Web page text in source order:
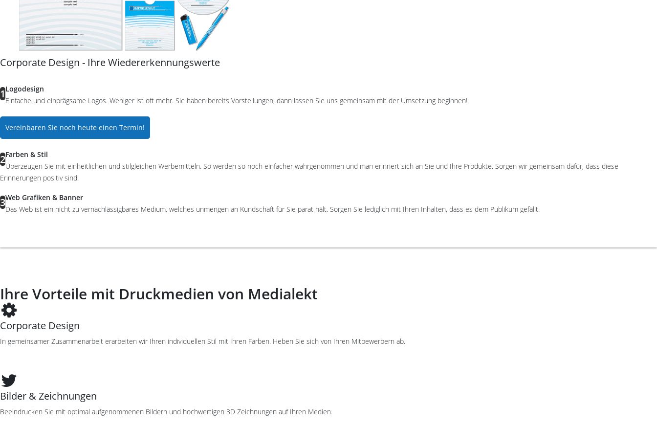
Corporate Design - Ihre Wiedererkennungswerte
1 Logodesign
Einfache und einprägsame Logos. Weniger ist oft mehr. Sie haben bereits Vorstellungen, dann lassen Sie uns gemeinsam mit der Umsetzung beginnen!
Vereinbaren Sie noch heute einen Termin!
2Farben & Stil
Überzeugen Sie mit einheitlichen und stilgleichen Werbemitteln. So werden so noch einfacher wahrgenommen und man erinnert sich an Sie und Ihre Produkte. Sorgen wir gemeinsam dafür, dass diese
Erinnerungen positiv sind!
3Web Grafiken & Banner
Das Web ist ein nicht zu vernachlässigbares Medium, welches unmengen an Kundschaft für Sie parat hält. Sorgen Sie lediglich mit Ihren Inhalten, dass es dem Publikum gefällt.
Ihre Vorteile mit Druckmedien von Medialekt
Corporate Design
In gemeinsamer Zusammenarbeit erarbeiten wir Ihren individuellen Stil mit Ihren Farben. Heben Sie sich von Ihren Mitbewerbern ab.
Bilder & Zeichnungen
Beeindrucken Sie mit optimal aufgenommenen Bildern und hochwertigen 3D Zeichnungen auf Ihren Medien.